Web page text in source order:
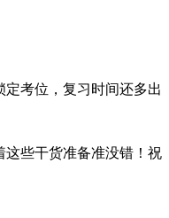
考位，复习时间还多出
这些干货准备准没错！祝